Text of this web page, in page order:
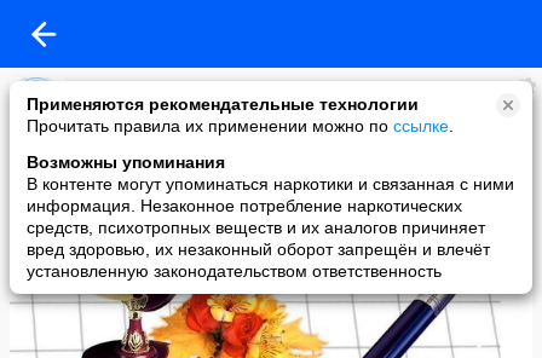
Применяются рекомендательные технологии
Прочитать правила их применении можно по ссылке
Возможны упоминания
В контенте могут упоминаться наркотики и связанная с ними
информация. Незаконное потребление наркотических
средств, психотропных веществ и их аналогов причиняет
вред здоровью, их незаконный оборот запрещён и влечёт
установленную законодательством ответственность
"ЗА НРАВСТВЕННОСТЬ!"
added a photo
31 Aug в 23:13